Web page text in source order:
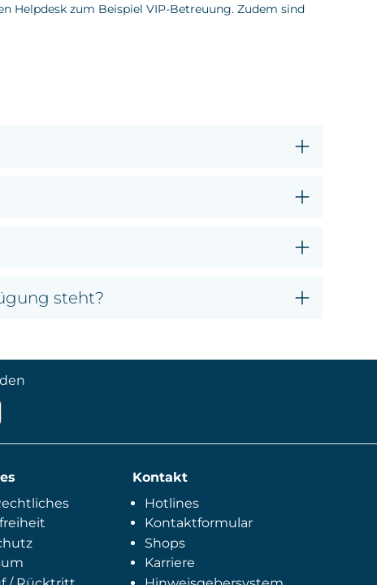
Helpdesk zum Beispiel VIP-Betreuung. Zudem sind
steht?
Kontakt
Hotlines
Kontaktformular
Shops
Karriere